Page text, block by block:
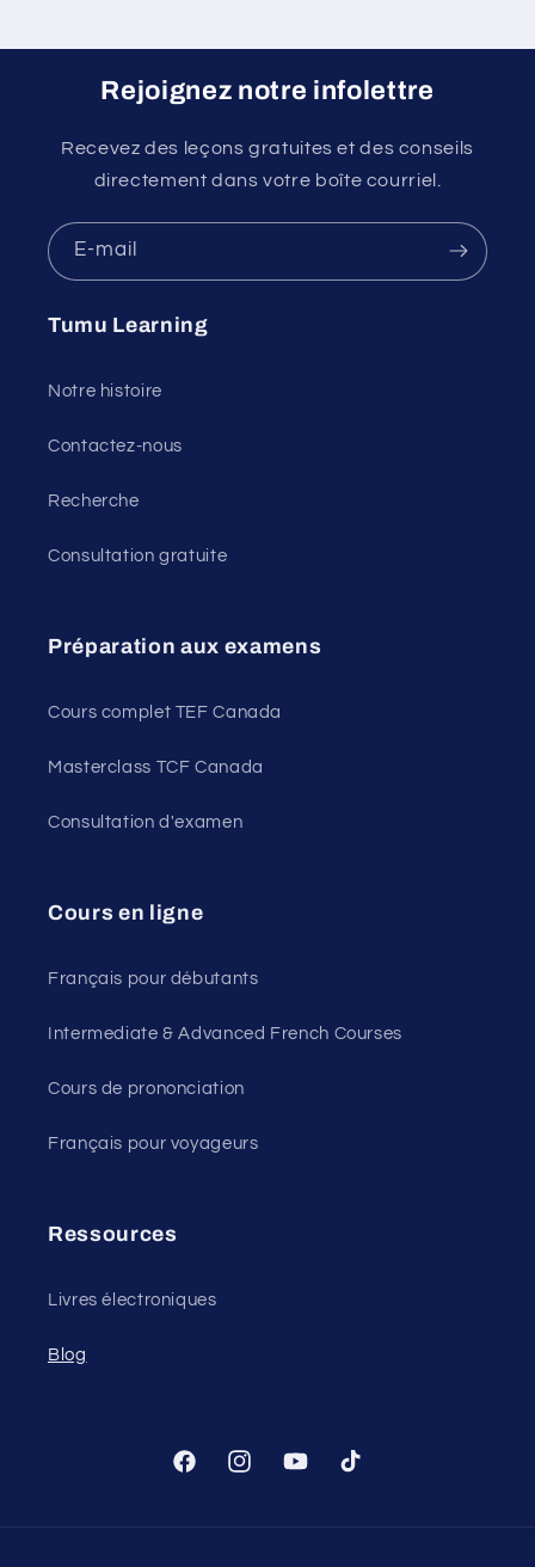
Rejoignez notre infolettre
Recevez des leçons gratuites et des conseils
directement dans votre boîte courriel.
E-mail
Tumu Learning
Notre histoire
Contactez-nous
Recherche
Consultation gratuite
Préparation aux examens
Cours complet TEF Canada
Masterclass TCF Canada
Consultation d'examen
Cours en ligne
Français pour débutants
Intermediate & Advanced French Courses
Cours de prononciation
Français pour voyageurs
Ressources
Livres électroniques
Blog
FacebookInstagramYouTubeTikTok